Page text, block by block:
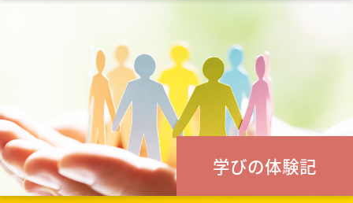
学びの体験記